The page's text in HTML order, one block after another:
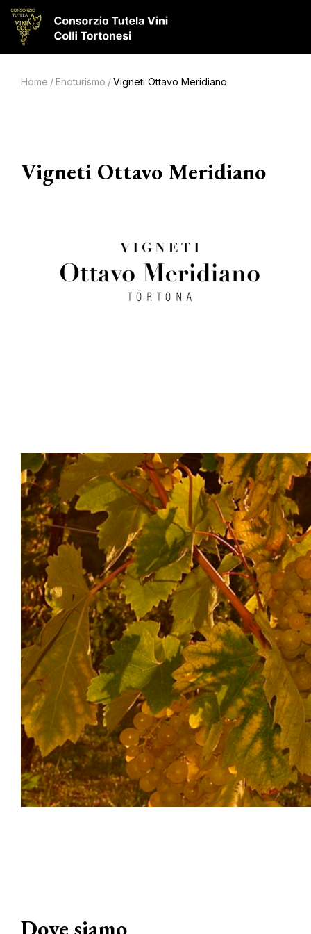
Home / Enoturismo /Vigneti Ottavo Meridiano
Vigneti Ottavo Meridiano